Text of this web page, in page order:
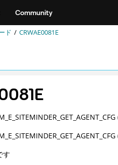
Community
ド CRWAE0081E
す